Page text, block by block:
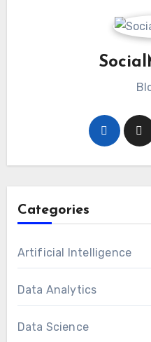
Categories
Artificial Intelligence
Data Analytics
Data Science